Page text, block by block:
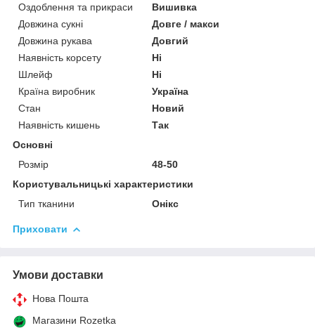
Оздоблення та прикраси
Вишивка
Довжина сукні
Довге / макси
Довжина рукава
Довгий
Наявність корсету
Ні
Шлейф
Ні
Країна виробник
Україна
Стан
Новий
Наявність кишень
Так
Основні
Розмір
48-50
Користувальницькі характеристики
Тип тканини
Онікс
Приховати
Умови доставки
Нова Пошта
Магазини Rozetka